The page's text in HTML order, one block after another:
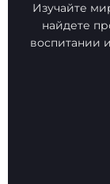
Изучайте
найдете
воспитании